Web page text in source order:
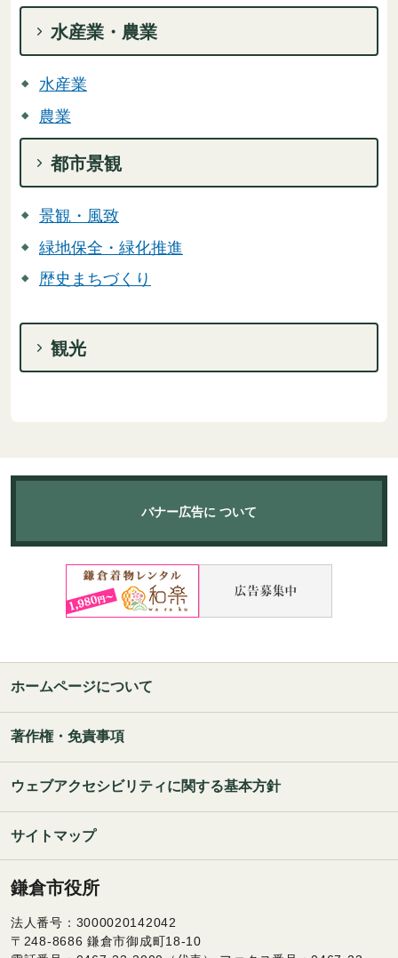
水産業・農業
水産業
農業
都市景観
景観・風致
緑地保全・緑化推進
歴史まちづくり
観光
バナー広告に ついて
ホームページについて
著作権・免責事項
ウェブアクセシビリティに関する基本方針
サイトマップ
鎌倉市役所
法人番号：3000020142042
〒248-8686 鎌倉市御成町18-10